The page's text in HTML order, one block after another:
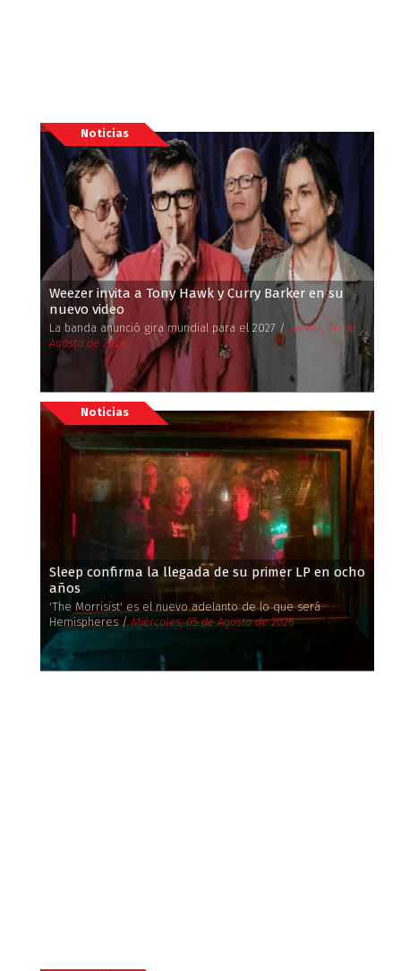
Noticias
Weezer invita a Tony Hawk y Curry Barker en su
nuevo video
La banda anunció gira mundial para el 2027 / Jueves, 06 de
Agosto de 2026
Noticias
Sleep confirma la llegada de su primer LP en ocho
años
'The Morrisist' es el nuevo adelanto de lo que será
Hemispheres /Miércoles, 05 de Agosto de 2026